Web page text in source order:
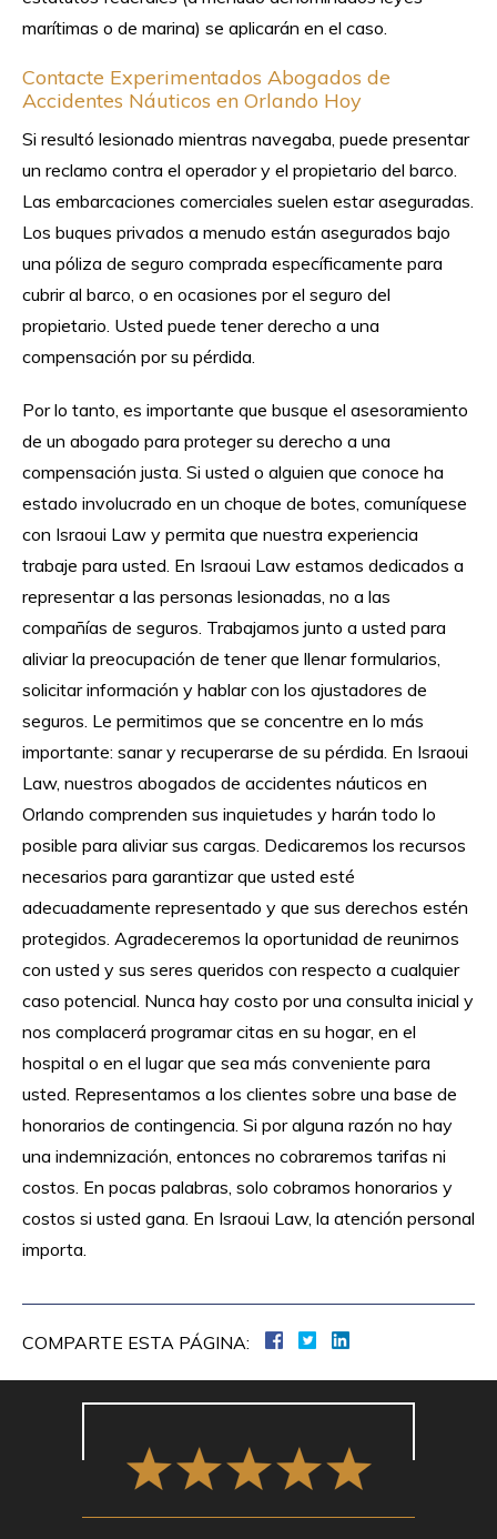
marítimas o de marina) se aplicarán en el caso.
Contacte Experimentados Abogados de
Accidentes Náuticos en Orlando Hoy
Si resultó lesionado mientras navegaba, puede presentar
un reclamo contra el operador y el propietario del barco.
Las embarcaciones comerciales suelen estar aseguradas.
Los buques privados a menudo están asegurados bajo
una póliza de seguro comprada específicamente para
cubrir al barco, o en ocasiones por el seguro del
propietario. Usted puede tener derecho a una
compensación por su pérdida.
Por lo tanto, es importante que busque el asesoramiento
de un abogado para proteger su derecho a una
compensación justa. Si usted o alguien que conoce ha
estado involucrado en un choque de botes, comuníquese
con Israoui Law y permita que nuestra experiencia
trabaje para usted. En Israoui Law estamos dedicados a
representar a las personas lesionadas, no a las
compañías de seguros. Trabajamos junto a usted para
aliviar la preocupación de tener que llenar formularios,
solicitar información y hablar con los ajustadores de
seguros. Le permitimos que se concentre en lo más
importante: sanar y recuperarse de su pérdida. En Israoui
Law, nuestros abogados de accidentes náuticos en
Orlando comprenden sus inquietudes y harán todo lo
posible para aliviar sus cargas. Dedicaremos los recursos
necesarios para garantizar que usted esté
adecuadamente representado y que sus derechos estén
protegidos. Agradeceremos la oportunidad de reunirnos
con usted y sus seres queridos con respecto a cualquier
caso potencial. Nunca hay costo por una consulta inicial y
nos complacerá programar citas en su hogar, en el
hospital o en el lugar que sea más conveniente para
usted. Representamos a los clientes sobre una base de
honorarios de contingencia. Si por alguna razón no hay
una indemnización, entonces no cobraremos tarifas ni
costos. En pocas palabras, solo cobramos honorarios y
costos si usted gana. En Israoui Law, la atención personal
importa.
COMPARTE ESTA PÁGINA: